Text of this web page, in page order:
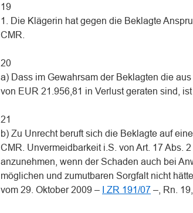
19
1. Die Klägerin hat gegen die Beklagte
CMR.
20
a) Dass im Gewahrsam der Beklagten die
von EUR 21.956,81 in Verlust geraten sind, ist
21
b) Zu Unrecht beruft sich die Beklagte auf
CMR. Unvermeidbarkeit i.S. von Art. 17 Abs.
anzunehmen, wenn der Schaden auch bei
möglichen und zumutbaren Sorgfalt nicht
vom 29. Oktober 2009 –
I ZR 191/07 –, Rn.